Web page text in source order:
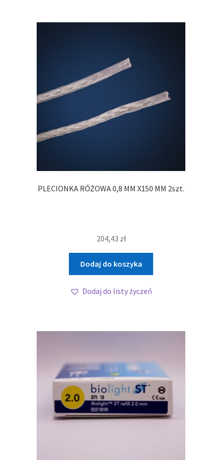
PLECIONKA RÓŻOWA 0,8 MM X150 MM 2szt.
204,43 zł
Dodaj do koszyka
Dodaj do listy życzeń